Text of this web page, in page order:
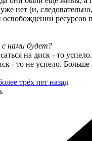
нет (и,
ресурсов
нами будет?
на диск - то
- то не успело.
трёх лет назад